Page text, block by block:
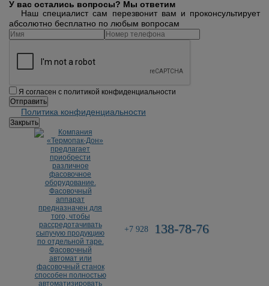
У вас остались вопросы? Мы ответим
Наш специалист сам перезвонит вам и проконсультирует
абсолютно бесплатно по любым вопросам
Я согласен с политикой конфиденциальности
Политика конфиденциальности
Закрыть
+7 928 138-78-76